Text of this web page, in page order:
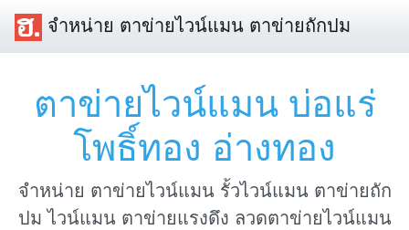
จำหน่าย ตาข่ายไวน์แมน ตาข่ายถักปม
ตาข่ายไวน์แมน บ่อแร่
โพธิ์ทอง อ่างทอง
จำหน่าย ตาข่ายไวน์แมน รั้วไวน์แมน ตาข่ายถัก
ปม ไวน์แมน ตาข่ายแรงดึง ลวดตาข่ายไวน์แมน